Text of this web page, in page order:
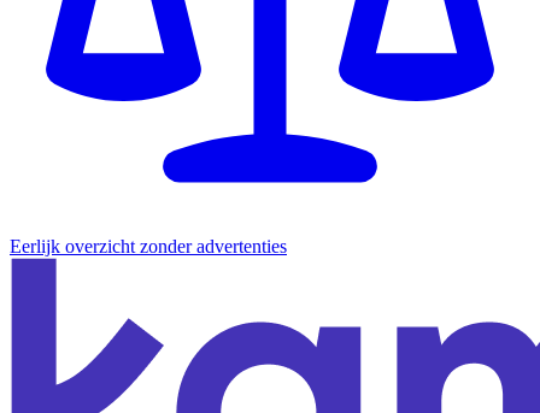
Eerlijk overzicht zonder advertenties